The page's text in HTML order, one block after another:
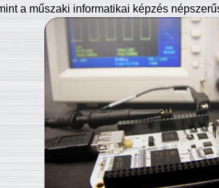
a műszaki informatikai képzés